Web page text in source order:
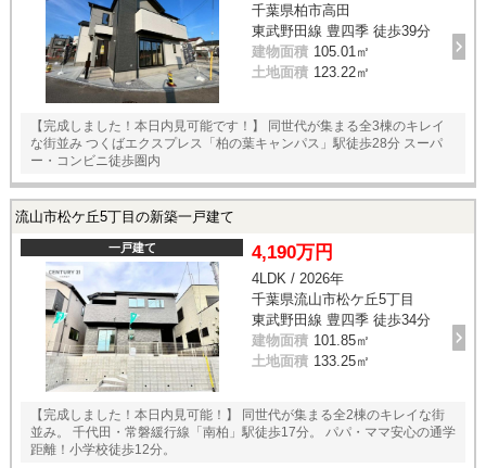
千葉県柏市高田
東武野田線 豊四季 徒歩39分
建物面積 105.01㎡
土地面積 123.22㎡
【完成しました！本日内見可能です！】 同世代が集まる全3棟のキレイ
な街並み つくばエクスプレス「柏の葉キャンパス」駅徒歩28分 スーパ
ー・コンビニ徒歩圏内
流山市松ケ丘5丁目の新築一戸建て
一戸建て 4,190万円
4LDK / 2026年
千葉県流山市松ケ丘5丁目
東武野田線 豊四季 徒歩34分
建物面積 101.85㎡
土地面積 133.25㎡
【完成しました！本日内見可能！】 同世代が集まる全2棟のキレイな街
並み。 千代田・常磐緩行線「南柏」駅徒歩17分。 パパ・ママ安心の通学
距離！小学校徒歩12分。